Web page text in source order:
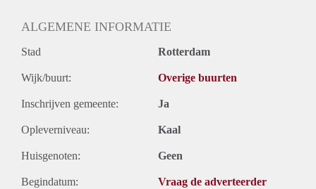
ALGEMENE INFORMATIE
Stad Rotterdam
Wijk/buurt: Overige buurten
Inschrijven gemeente: Ja
Opleverniveau: Kaal
Huisgenoten: Geen
Begindatum: Vraag de adverteerder